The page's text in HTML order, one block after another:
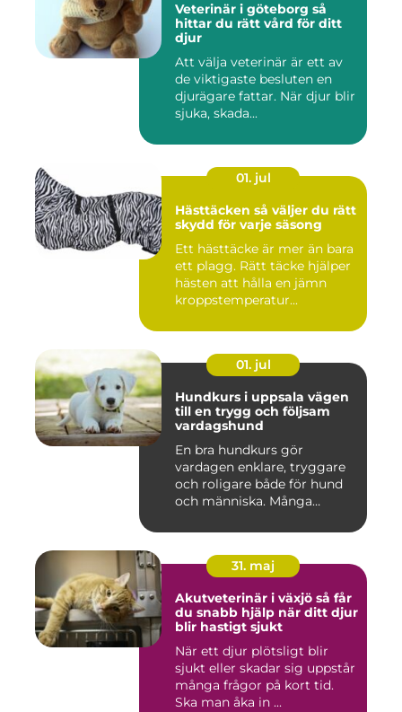
Veterinär i göteborg så
hittar du rätt vård för ditt
djur
Att välja veterinär är ett av
de viktigaste besluten en
djurägare fattar. När djur blir
sjuka, skada...
01. jul
Hästtäcken så väljer du rätt
skydd för varje säsong
Ett hästtäcke är mer än bara
ett plagg. Rätt täcke hjälper
hästen att hålla en jämn
kroppstemperatur...
01. jul
Hundkurs i uppsala vägen
till en trygg och följsam
vardagshund
En bra hundkurs gör
vardagen enklare, tryggare
och roligare både för hund
och människa. Många
31. maj
Akutveterinär i växjö så får
du snabb hjälp när ditt djur
blir hastigt sjukt
När ett djur plötsligt blir
sjukt eller skadar sig uppstår
många frågor på kort tid.
Ska man åka in ...